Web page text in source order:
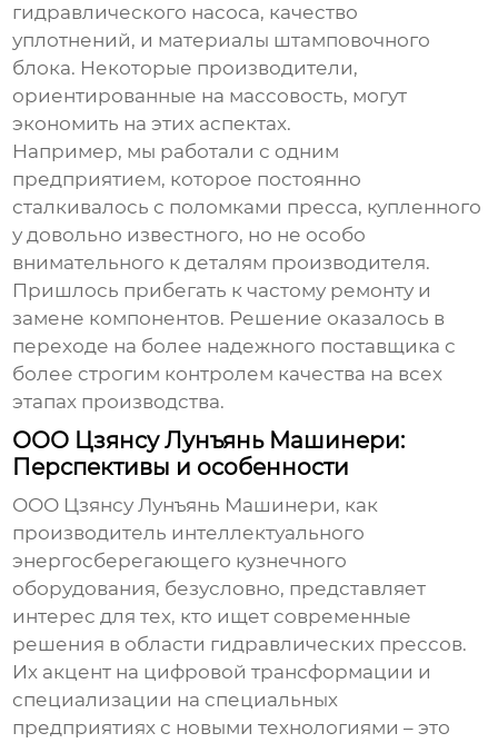
гидравлического насоса, качество
уплотнений, и материалы штамповочного
блока. Некоторые производители,
ориентированные на массовость, могут
экономить на этих аспектах.
Например, мы работали с одним
предприятием, которое постоянно
сталкивалось с поломками пресса, купленного
у довольно известного, но не особо
внимательного к деталям производителя.
Пришлось прибегать к частому ремонту и
замене компонентов. Решение оказалось в
переходе на более надежного поставщика с
более строгим контролем качества на всех
этапах производства.
ООО Цзянсу Лунъянь Машинери:
Перспективы и особенности
ООО Цзянсу Лунъянь Машинери, как
производитель интеллектуального
энергосберегающего кузнечного
оборудования, безусловно, представляет
интерес для тех, кто ищет современные
решения в области гидравлических прессов.
Их акцент на цифровой трансформации и
специализации на специальных
предприятиях с новыми технологиями – это